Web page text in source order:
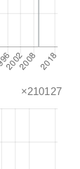
×210127